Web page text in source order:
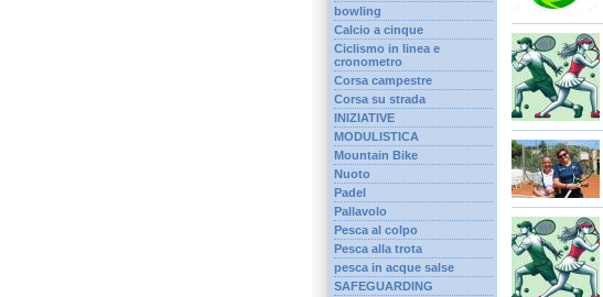
bowling
Calcio a cinque
Ciclismo in linea e
cronometro
Corsa campestre
Corsa su strada
INIZIATIVE
MODULISTICA
Mountain Bike
Nuoto
Padel
Pallavolo
Pesca al colpo
Pesca alla trota
pesca in acque salse
SAFEGUARDING